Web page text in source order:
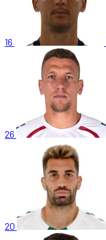
16
26
20